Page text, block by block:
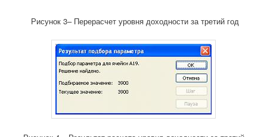
Рисунок 3– Перерасчет уровня доходности за третий год